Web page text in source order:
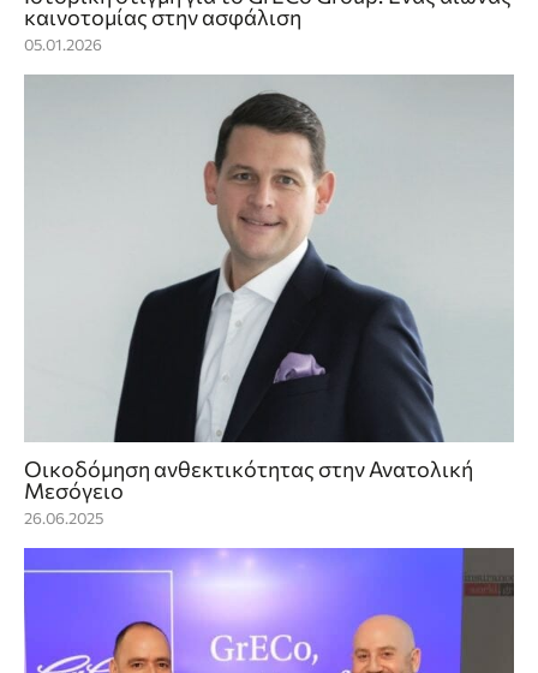
καινοτομίας στην ασφάλιση
05.01.2026
Οικοδόμηση ανθεκτικότητας στην Ανατολική
Μεσόγειο
26.06.2025